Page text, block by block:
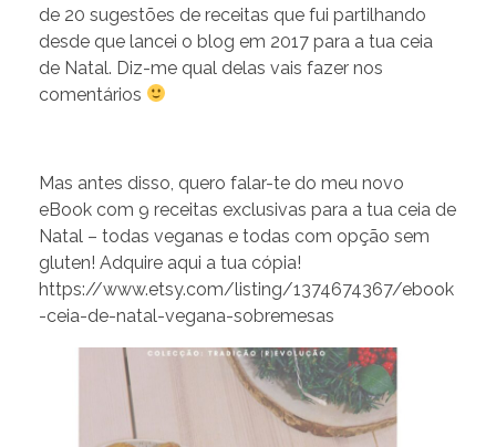
de 20 sugestões de receitas que fui partilhando
desde que lancei o blog em 2017 para a tua ceia
de Natal. Diz-me qual delas vais fazer nos
comentários
Mas antes disso, quero falar-te do meu novo
eBook com 9 receitas exclusivas para a tua ceia de
Natal – todas veganas e todas com opção sem
gluten! Adquire aqui a tua cópia!
https://www.etsy.com/listing/1374674367/ebook
-ceia-de-natal-vegana-sobremesas